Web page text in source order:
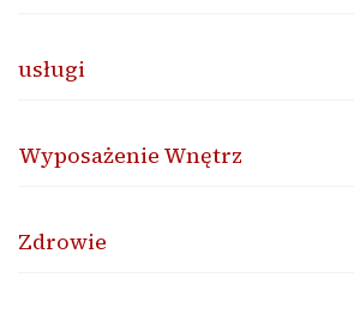
usługi
Wyposażenie Wnętrz
Zdrowie